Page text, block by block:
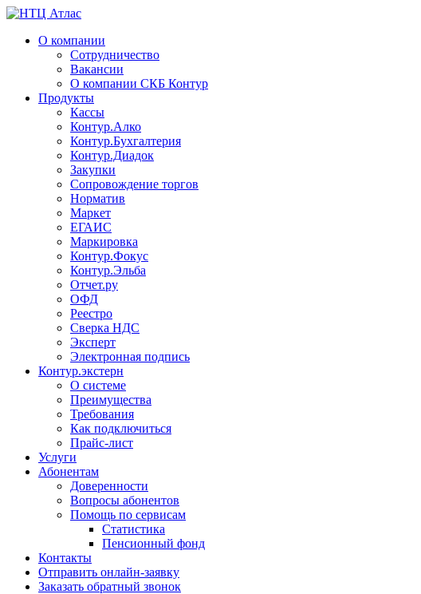
О компании
Сотрудничество
Вакансии
О компании СКБ Контур
Продукты
Кассы
Контур.Алко
Контур.Бухгалтерия
Контур.Диадок
Закупки
Сопровождение торгов
Норматив
Маркет
ЕГАИС
Маркировка
Контур.Фокус
Контур.Эльба
Отчет.ру
ОФД
Реестро
Сверка НДС
Эксперт
Электронная подпись
Контур.экстерн
О системе
Преимущества
Требования
Как подключиться
Прайс-лист
Услуги
Абонентам
Доверенности
Вопросы абонентов
Помощь по сервисам
Статистика
Пенсионный фонд
Контакты
Отправить онлайн-заявку
Заказать обратный звонок